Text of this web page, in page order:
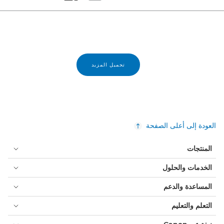
تحميل المزيد
العودة إلى أعلى الصفحة
المنتجات
الخدمات والحلول
المساعدة والدعم
التعلم والتعليم